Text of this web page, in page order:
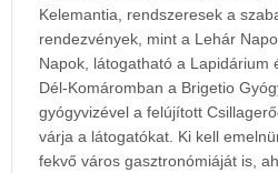
Kelemantia, rendszeresek a
rendezvények, mint a Lehár
Napok, látogatható a Lapidárium
Dél-Komáromban a Brigetio
gyógyvizével a felújított
várja a látogatókat. Ki kell
fekvő város gasztronómiáját is,